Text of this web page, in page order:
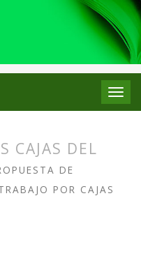
Monográfico: Didáctica
CAJAS DEL
DE
POR CAJAS